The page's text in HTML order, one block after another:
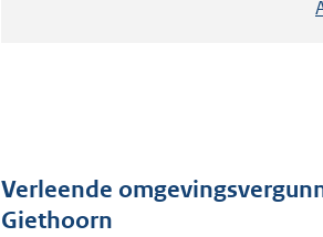
Verleende
Giethoorn